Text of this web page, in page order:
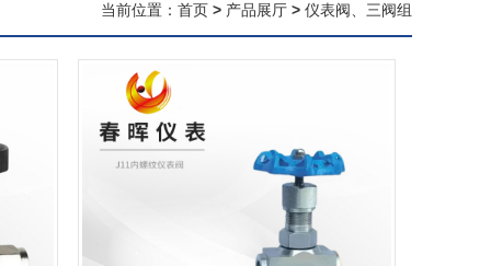
当前位置： 首页 > 产品展厅 > 仪表阀、三阀组